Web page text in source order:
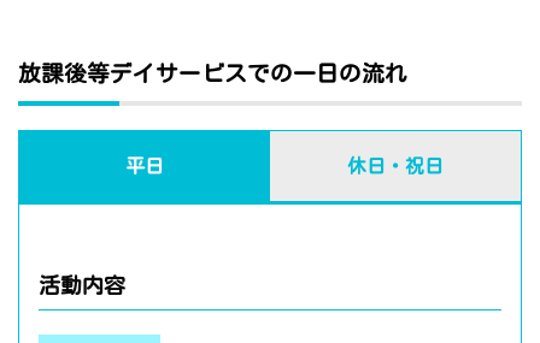
放課後等デイサービスでの一日の流れ
平日 休日・祝日
活動内容